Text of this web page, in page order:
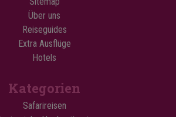
Über uns
Reiseguides
Extra Ausflüge
Hotels
Kategorien
Safarireisen